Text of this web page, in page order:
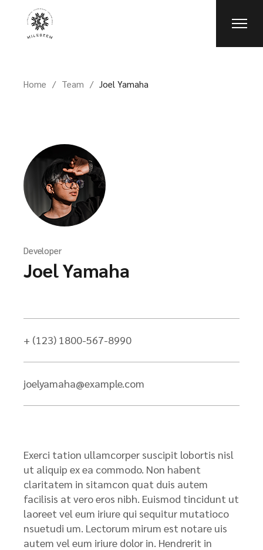
Home Team Joel Yamaha
Developer
Joel Yamaha
+ (123) 1800-567-8990
joelyamaha@example.com
Exerci tation ullamcorper suscipit lobortis nisl
ut aliquip ex ea commodo. Non habent
claritatem in sitamcon quat duis autem
facilisis at vero eros nibh. Euismod tincidunt ut
laoreet vel eum iriure qui sequitur mutatioco
nsuetudi um. Lectorum mirum est notare uis
autem vel eum iriure dolor in. Hendrerit in